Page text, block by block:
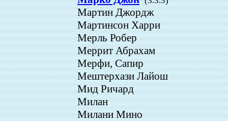
Мартин Джордж
Мартинсон Харри
Мерль Робер
Меррит Абрахам
Мерфи, Сапир
Мештерхази Лайош
Мид Ричард
Милан
Милани Мино